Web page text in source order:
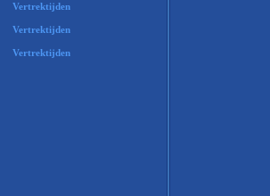
Vertrektijden
Vertrektijden
Vertrektijden